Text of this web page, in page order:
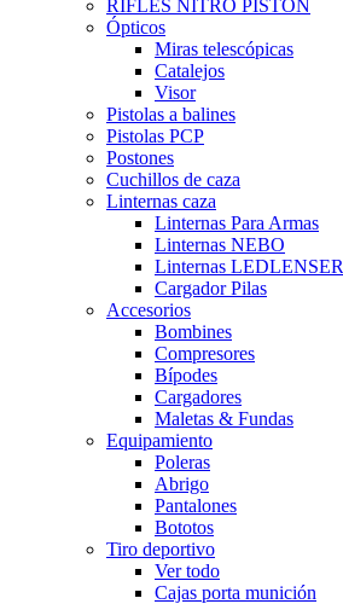
RIFLES NITRO PISTON
Ópticos
Miras telescópicas
Catalejos
Visor
Pistolas a balines
Pistolas PCP
Postones
Cuchillos de caza
Linternas caza
Linternas Para Armas
Linternas NEBO
Linternas LEDLENSER
Cargador Pilas
Accesorios
Bombines
Compresores
Bípodes
Cargadores
Maletas & Fundas
Equipamiento
Poleras
Abrigo
Pantalones
Bototos
Tiro deportivo
Ver todo
Cajas porta munición